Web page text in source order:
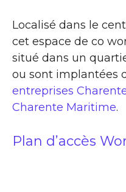
Localisé dans le
cet espace de co
situé dans un
ou sont implantées
entreprises
Charente Maritime.
Plan d’accès